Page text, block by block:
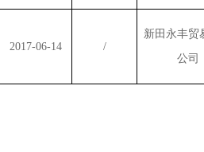
2017-06-14 /
新田永丰贸
公司